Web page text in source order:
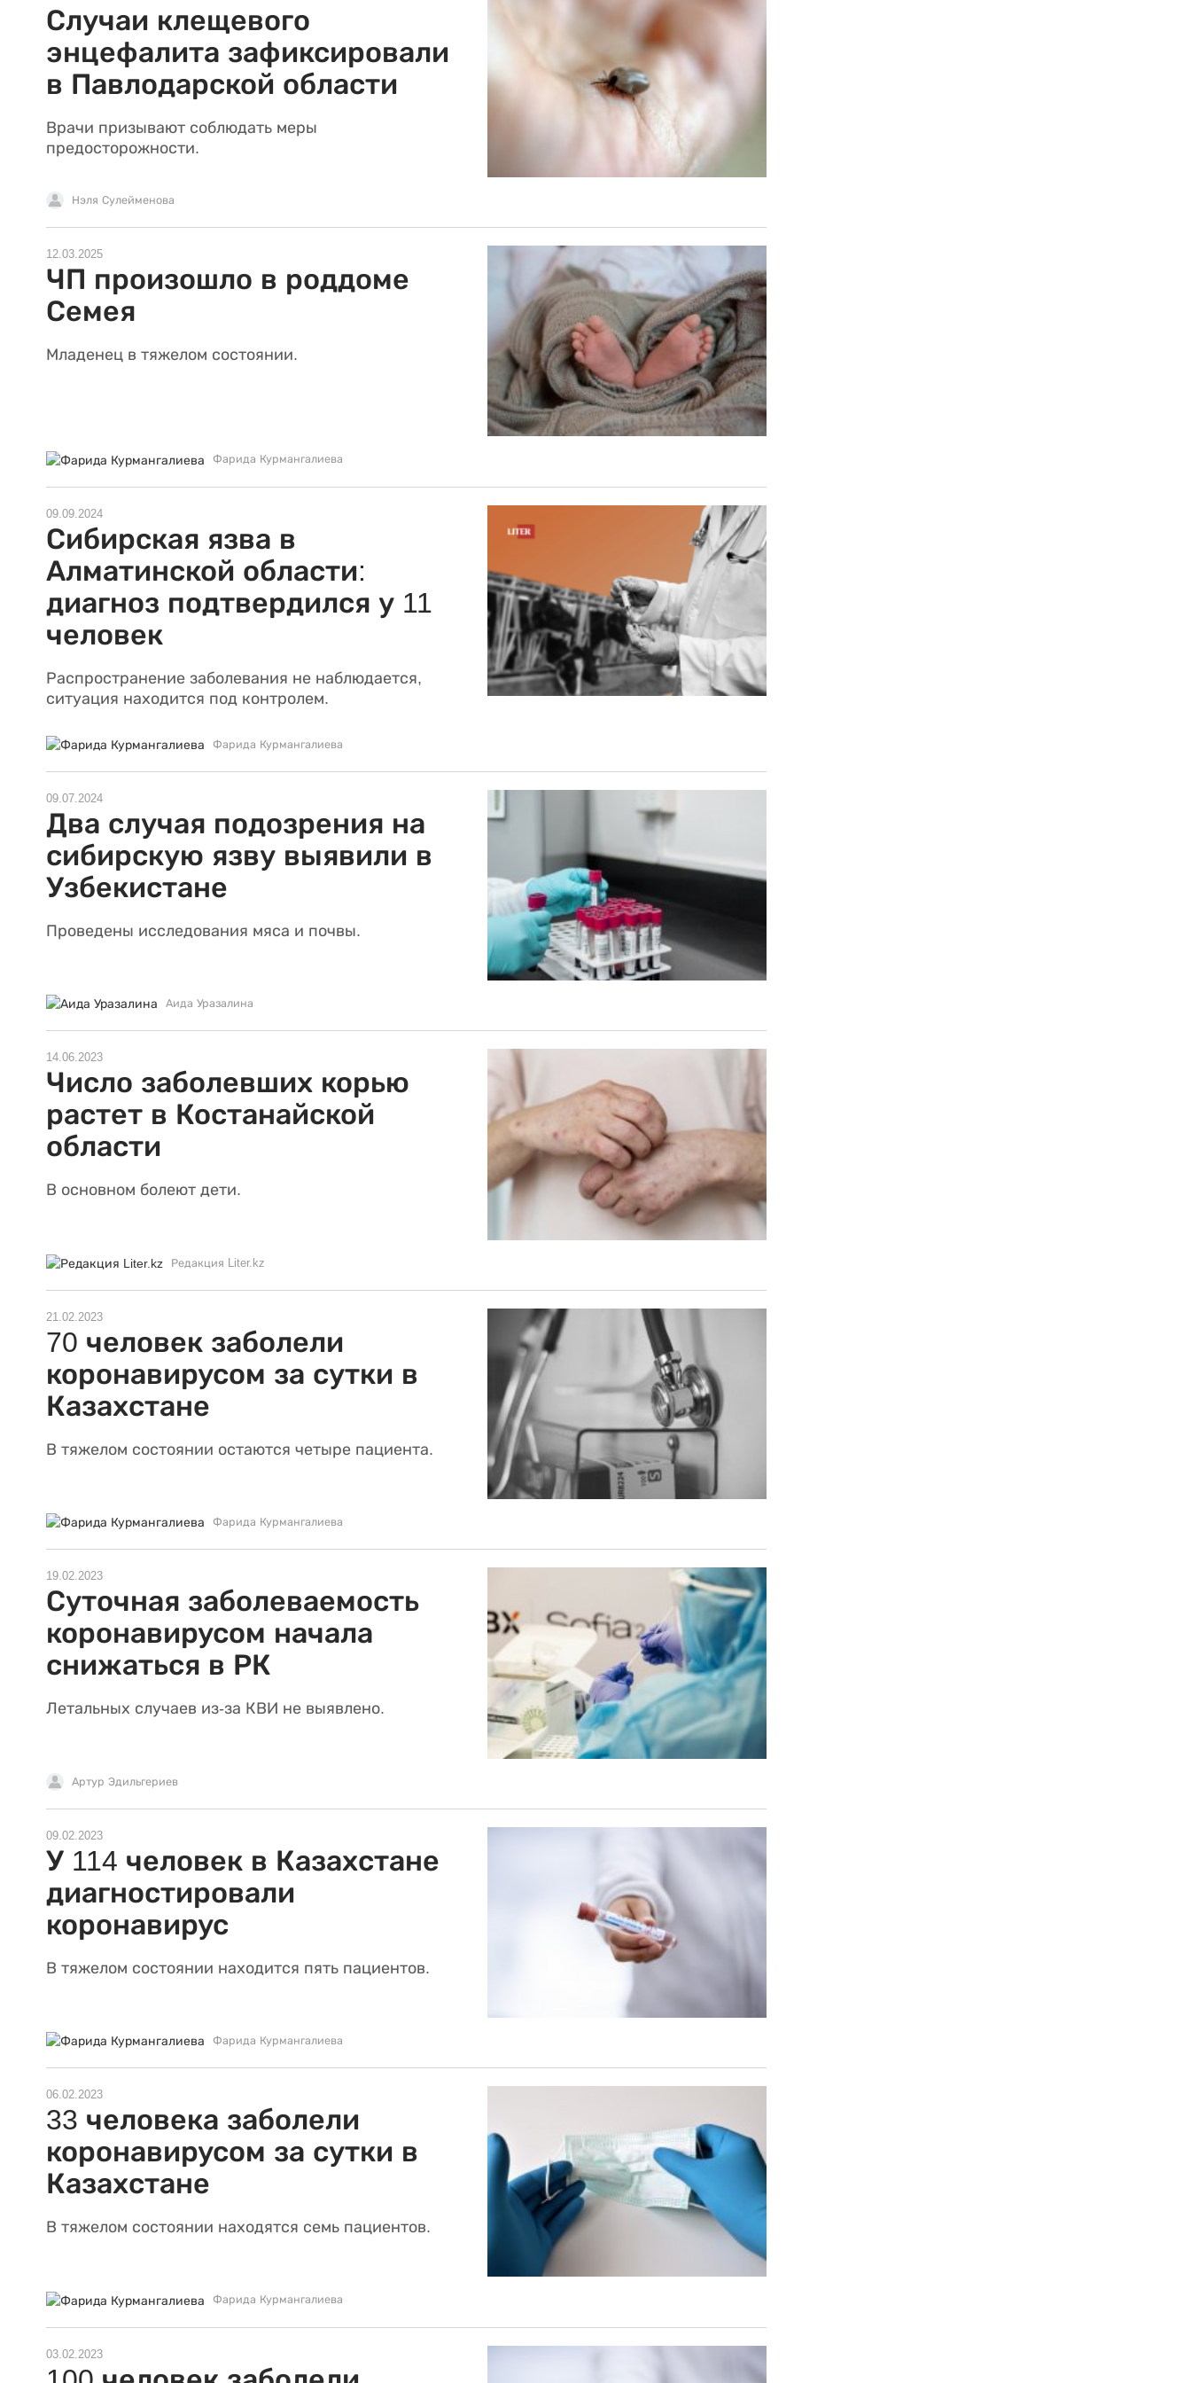
Случаи клещевого
энцефалита зафиксировали
в Павлодарской области
Врачи призывают соблюдать меры
предосторожности.
Нэля Сулейменова
12.03.2025
ЧП произошло в роддоме
Семея
Младенец в тяжелом состоянии.
Фарида Курмангалиева
09.09.2024
Сибирская язва в
Алматинской области:
диагноз подтвердился у 11
человек
Распространение заболевания не наблюдается,
ситуация находится под контролем.
Фарида Курмангалиева
09.07.2024
Два случая подозрения на
сибирскую язву выявили в
Узбекистане
Проведены исследования мяса и почвы.
Аида Уразалина
14.06.2023
Число заболевших корью
растет в Костанайской
области
В основном болеют дети.
Редакция Liter.kz
21.02.2023
70 человек заболели
коронавирусом за сутки в
Казахстане
В тяжелом состоянии остаются четыре пациента.
Фарида Курмангалиева
19.02.2023
Суточная заболеваемость
коронавирусом начала
снижаться в РК
Летальных случаев из-за КВИ не выявлено.
Артур Эдильгериев
09.02.2023
У 114 человек в Казахстане
диагностировали
коронавирус
В тяжелом состоянии находится пять пациентов.
Фарида Курмангалиева
06.02.2023
33 человека заболели
коронавирусом за сутки в
Казахстане
В тяжелом состоянии находятся семь пациентов.
Фарида Курмангалиева
03.02.2023